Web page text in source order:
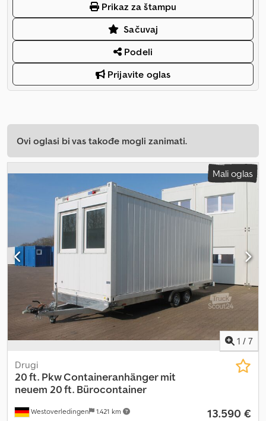
Prikaz za štampu
Sačuvaj
Podeli
Prijavite oglas
Ovi oglasi bi vas takođe mogli zanimati.
Mali oglas
1 / 7
Westoverledingen 1.421 km
Drugi
20 ft. Pkw Containeranhänger mit
neuem 20 ft. Bürocontainer
13.590 €